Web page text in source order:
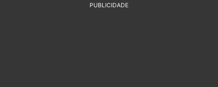
PUBLICIDADE